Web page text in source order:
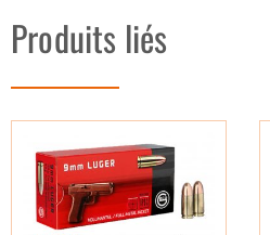
Produits liés